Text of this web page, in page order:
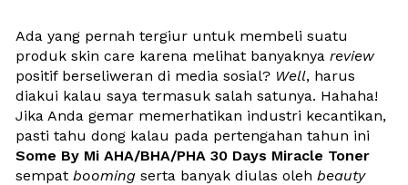
Ada yang pernah tergiur untuk membeli suatu
produk skin care karena melihat banyaknya review
positif berseliweran di media sosial? Well, harus
diakui kalau saya termasuk salah satunya. Hahaha!
Jika Anda gemar memerhatikan industri kecantikan,
Some By Mi AHA/BHA/PHA 30 Days Miracle Toner
sempat booming serta banyak diulas oleh beauty